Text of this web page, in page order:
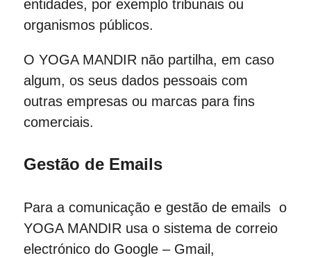
entidades, por exemplo tribunais ou
organismos públicos.
O YOGA MANDIR não partilha, em caso
algum, os seus dados pessoais com
outras empresas ou marcas para fins
comerciais.
Gestão de Emails
Para a comunicação e gestão de emails o
YOGA MANDIR usa o sistema de correio
electrónico do Google – Gmail,